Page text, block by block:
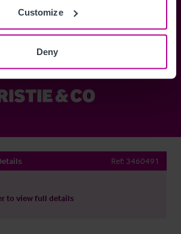
Customize
Deny
Anmelden
ein Konto?
Ref: 3460491
to view full details